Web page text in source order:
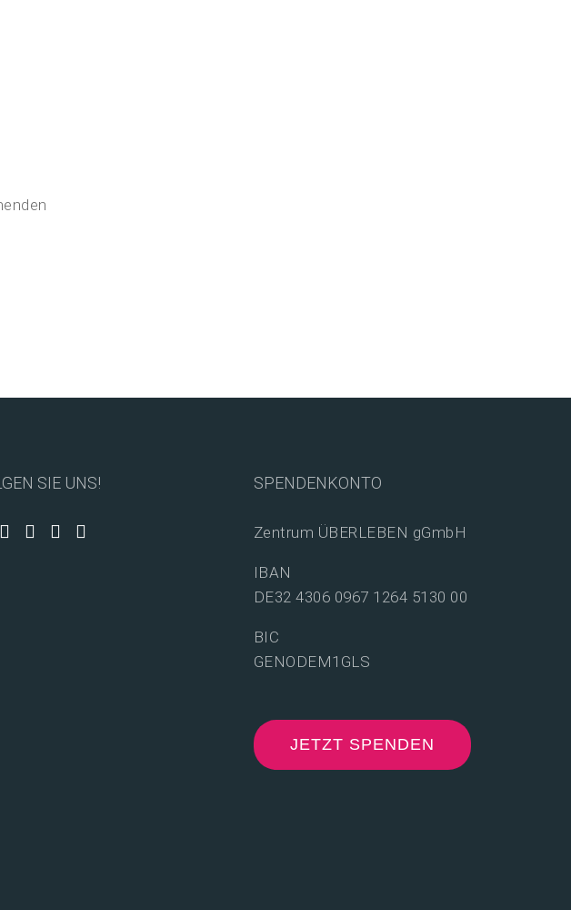
SIE UNS! SPENDENKONTO
Zentrum ÜBERLEBEN gGmbH
IBAN
DE32 4306 0967 1264 5130 00
BIC
GENODEM1GLS
JETZT SPENDEN